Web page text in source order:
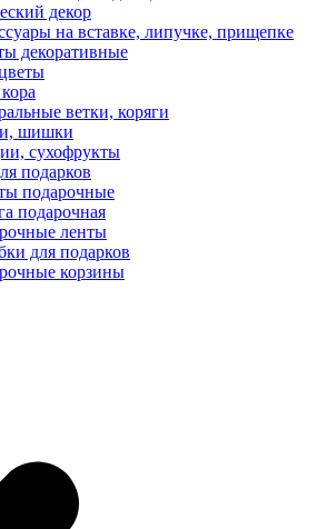
декор
на вставке, липучке, прищепке
декоративные
ветки, коряги
шишки
сухофрукты
подарков
подарочные
подарочная
ленты
для подарков
корзины